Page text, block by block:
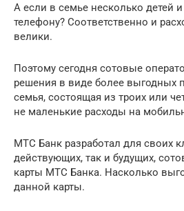
А если в семье несколько детей
телефону? Соответственно и
велики.
Поэтому сегодня сотовые
решения в виде более выгодных
семья, состоящая из троих или
не маленькие расходы на
МТС Банк разработал для своих
действующих, так и будущих,
карты МТС Банка. Насколько
данной карты.